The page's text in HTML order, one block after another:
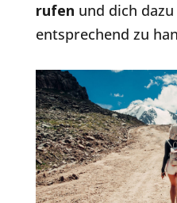
rufen und dich
entsprechend zu